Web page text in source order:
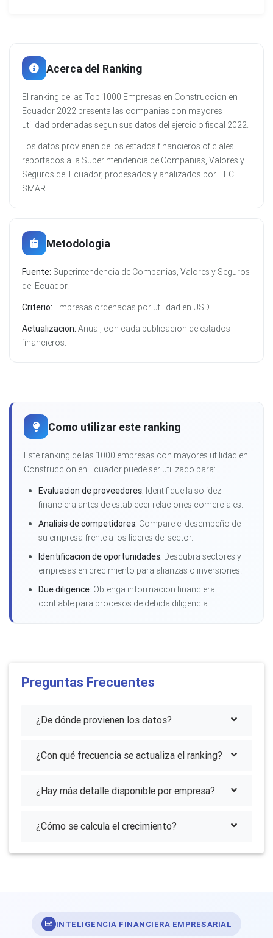
Acerca del Ranking
El ranking de las Top 1000 Empresas en Construccion en
Ecuador 2022 presenta las companias con mayores
utilidad ordenadas segun sus datos del ejercicio fiscal 2022.
Los datos provienen de los estados financieros oficiales
reportados a la Superintendencia de Companias, Valores y
Seguros del Ecuador, procesados y analizados por TFC
SMART.
Metodologia
Fuente: Superintendencia de Companias, Valores y Seguros
del Ecuador.
Criterio: Empresas ordenadas por utilidad en USD.
Actualizacion: Anual, con cada publicacion de estados
financieros.
Como utilizar este ranking
Este ranking de las 1000 empresas con mayores utilidad en
Construccion en Ecuador puede ser utilizado para:
Evaluacion de proveedores: Identifique la solidez
financiera antes de establecer relaciones comerciales.
Analisis de competidores: Compare el desempeño de
su empresa frente a los lideres del sector.
Identificacion de oportunidades: Descubra sectores y
empresas en crecimiento para alianzas o inversiones.
Due diligence: Obtenga informacion financiera
confiable para procesos de debida diligencia.
Preguntas Frecuentes
¿De dónde provienen los datos?
¿Con qué frecuencia se actualiza el ranking?
¿Hay más detalle disponible por empresa?
¿Cómo se calcula el crecimiento?
INTELIGENCIA FINANCIERA EMPRESARIAL